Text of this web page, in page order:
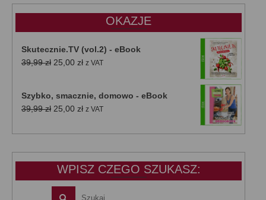
OKAZJE
Skutecznie.TV (vol.2) - eBook
39,99zł Pierwotna
39,99 zł.
25,00 złAktualna
25,00 zł.
z VAT
Szybko, smacznie, domowo - eBook
39,99zł Pierwotna
wynosiła:
25,00 złAktualna
wynosi:
z VAT
WPISZ CZEGO SZUKASZ: